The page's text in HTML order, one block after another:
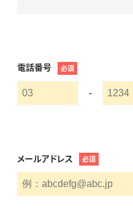
電話番号 必須
-
メールアドレス 必須